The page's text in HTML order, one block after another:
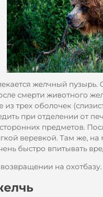
желчный пузырь.
смерти животного
из трех оболочек
при отделении от
предметов.
веревкой. Там же, на
быстро впитывать
на охотбазу.